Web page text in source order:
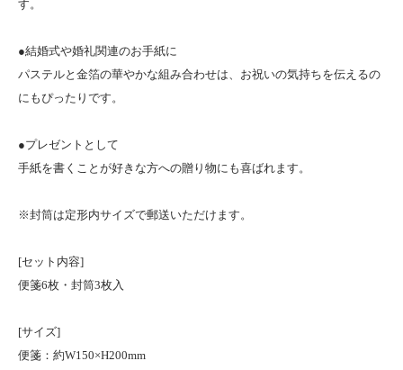
す。
●結婚式や婚礼関連のお手紙に
パステルと金箔の華やかな組み合わせは、お祝いの気持ちを伝えるの
にもぴったりです。
●プレゼントとして
手紙を書くことが好きな方への贈り物にも喜ばれます。
※封筒は定形内サイズで郵送いただけます。
[セット内容]
便箋6枚・封筒3枚入
[サイズ]
便箋：約W150×H200mm